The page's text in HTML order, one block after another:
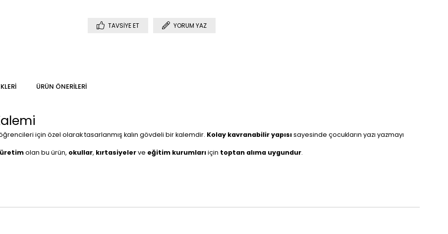
TAVSIYE ET YORUM YAZ
ÜRÜN ÖNERILERI
için özel olarak tasarlanmış kalın gövdeli bir kalemdir. Kolay kavranabilir yapısısayesinde çocukların yazı yazmayı
olan bu ürün, okullar, kırtasiyelerve eğitim kurumlarıiçin toptan alıma uygundur.